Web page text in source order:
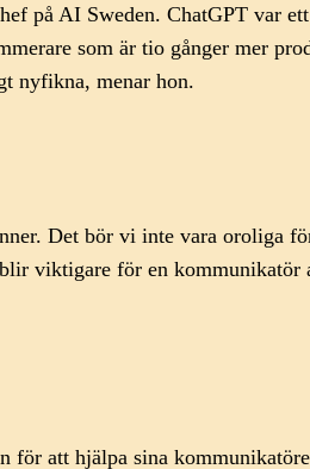
på AI Sweden. ChatGPT var
som är tio gånger mer
nyfikna, menar hon.
Det bör vi inte vara oroliga
viktigare för en
för att hjälpa sina